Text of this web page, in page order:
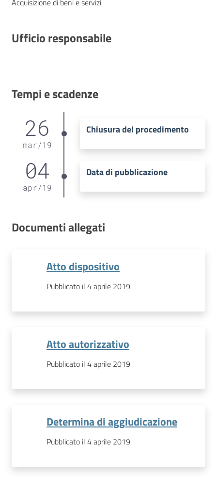
Acquisizione di beni e servizi
Ufficio responsabile
Tempi e scadenze
26
mar/19
Chiusura del procedimento
04
apr/19
Data di pubblicazione
Documenti allegati
Atto dispositivo
Pubblicato il 4 aprile 2019
Atto autorizzativo
Pubblicato il 4 aprile 2019
Determina di aggiudicazione
Pubblicato il 4 aprile 2019